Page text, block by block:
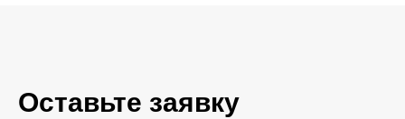
Оставьте заявку